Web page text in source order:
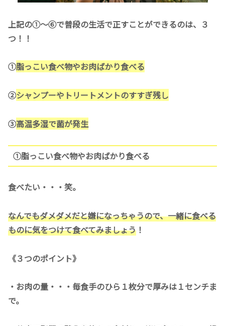
上記の①〜⑥で普段の生活で正すことができるのは、３
つ！！
①脂っこい食べ物やお肉ばかり食べる
②シャンプーやトリートメントのすすぎ残し
③高温多湿で菌が発生
①脂っこい食べ物やお肉ばかり食べる
食べたい・・・笑。
なんでもダメダメだと嫌になっちゃうので、一緒に食べる
ものに気をつけて食べてみましょう ！
《３つのポイント》
・お肉の量・・・毎食手のひら１枚分で厚みは１センチま
で。